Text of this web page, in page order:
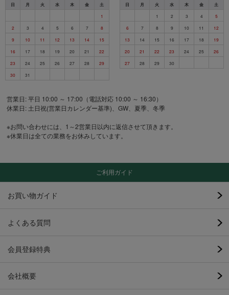
日 月 火 水 木 金
土
1
2
3 4 5 6 7
8
9
10 11 12 13 14
15
16
17 18 19 20 21
22
23
24 25 26 27 28
29
30
31
日 月 火 水 木 金
土
1
2 3 4
5
6
7 8 9 10 11
12
13
14 15 16 17 18
19
20
21 22 23 24 25
26
27
28 29 30
営業日: 平日 10:00 ～ 17:00（電話対応 10:00 ～ 16:30）
休業日: 土日祝(営業日カレンダー基準)、GW、夏季、冬季
※お問い合わせには、1～2営業日以内に返信させて頂きます。
※休業日は全ての業務をお休みしています。
ご利用ガイド
お買い物ガイド
よくある質問
会員登録特典
会社概要